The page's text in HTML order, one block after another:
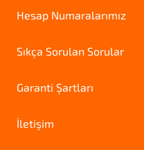
Hesap Numaralarımız
Sıkça Sorulan Sorular
Garanti Şartları
İletişim